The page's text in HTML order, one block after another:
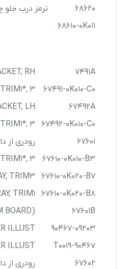
68620
ترمز درب
68610-0K011
7491A
RH
67491-0K010-C0
3*
67492A
LH
67492-0K010-C0
3*
67601
رودری از
67610-0K010-B3
3*
67610-0K020-B7
TRIM3*
67610-0K020-B8
TRIM1*
67601B
BOARD)
90467-09203
ILLUST.
90467-T0019
ILLUST.
67602
رودری از